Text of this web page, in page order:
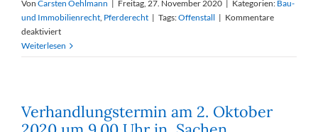
Von Carsten Oehlmann | Freitag, 27. November 2020 | Kategorien: Bau-
und Immobilienrecht Pferderecht | Tags:Offenstall | Kommentare
deaktiviertfür
Unterlassung
der
Offenstalls
für
Weiterlesen
Verhandlungstermin am 2. Oktober